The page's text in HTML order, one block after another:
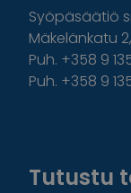
Syöpäsäätiö
Mäkelänkatu
Puh. +358 9
Puh. +358 9
Tutustu